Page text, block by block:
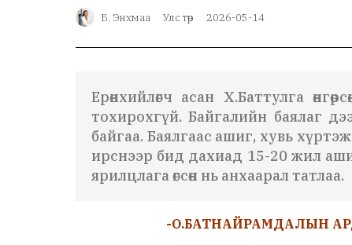
Б. Энхмаа Улс төр 2026-05-14
Ерөнхийлөгч асан Х.Баттулга
тохирохгүй. Байгалийн баялаг
байгаа. Баялгаас ашиг, хувь
ирснээр бид дахиад 15-20 жил
ярилцлага өгсөн нь анхаарал татлаа.
-О.БАТНАЙРАМДАЛЫН